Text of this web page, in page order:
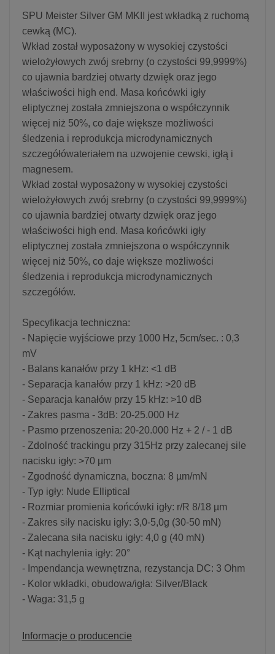
SPU Meister Silver GM MKII jest wkładką z ruchomą
cewką (MC).
Wkład został wyposażony w wysokiej czystości
wielożyłowych zwój srebrny (o czystości 99,9999%)
co ujawnia bardziej otwarty dzwięk oraz jego
właściwości high end. Masa końcówki igły
eliptycznej została zmniejszona o współczynnik
więcej niż 50%, co daje większe możliwości
śledzenia i reprodukcja microdynamicznych
szczegółówateriałem na uzwojenie cewski, igłą i
magnesem.
Wkład został wyposażony w wysokiej czystości
wielożyłowych zwój srebrny (o czystości 99,9999%)
co ujawnia bardziej otwarty dzwięk oraz jego
właściwości high end. Masa końcówki igły
eliptycznej została zmniejszona o współczynnik
więcej niż 50%, co daje większe możliwości
śledzenia i reprodukcja microdynamicznych
szczegółów.
Specyfikacja techniczna:
- Napięcie wyjściowe przy 1000 Hz, 5cm/sec. : 0,3
mV
- Balans kanałów przy 1 kHz: <1 dB
- Separacja kanałów przy 1 kHz: >20 dB
- Separacja kanałów przy 15 kHz: >10 dB
- Zakres pasma - 3dB: 20-25.000 Hz
- Pasmo przenoszenia: 20-20.000 Hz + 2 / - 1 dB
- Zdolność trackingu przy 315Hz przy zalecanej sile
nacisku igły: >70 µm
- Zgodność dynamiczna, boczna: 8 µm/mN
- Typ igły: Nude Elliptical
- Rozmiar promienia końcówki igły: r/R 8/18 µm
- Zakres siły nacisku igły: 3,0-5,0g (30-50 mN)
- Zalecana siła nacisku igły: 4,0 g (40 mN)
- Kąt nachylenia igły: 20°
- Impendancja wewnętrzna, rezystancja DC: 3 Ohm
- Kolor wkładki, obudowa/igła: Silver/Black
- Waga: 31,5 g
Informacje o producencie